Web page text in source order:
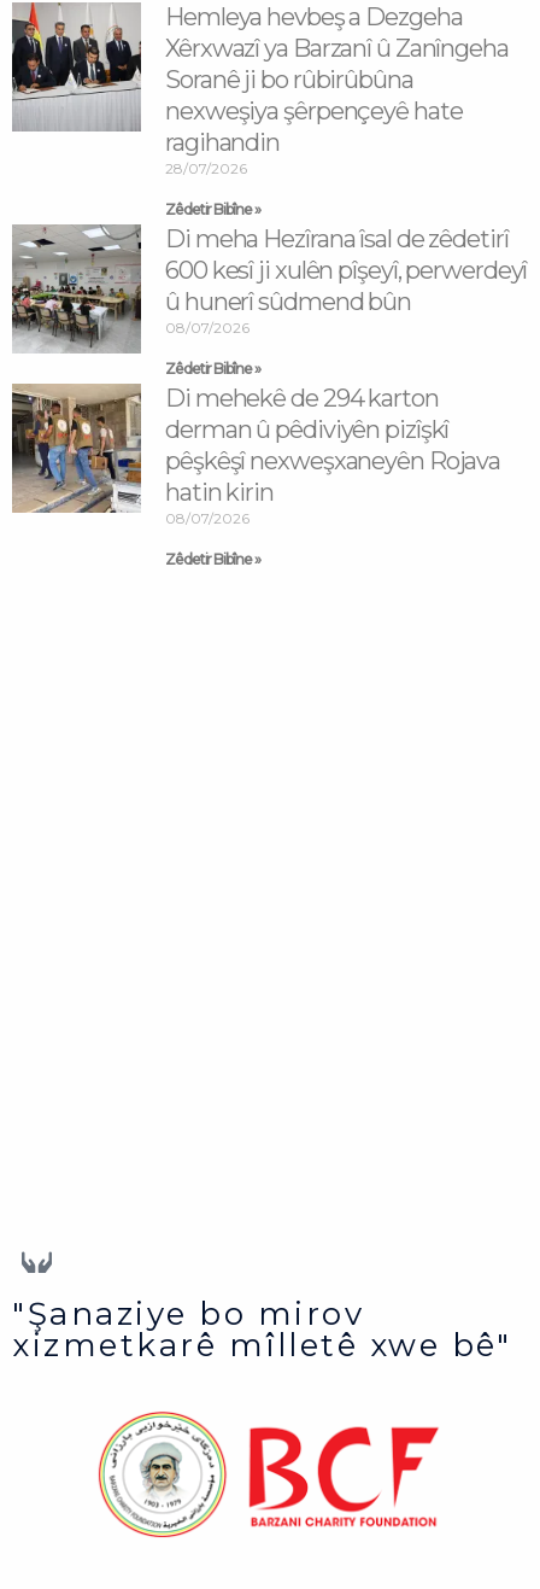
Hemleya hevbeş a Dezgeha
Xêrxwazî ya Barzanî û Zanîngeha
Soranê ji bo rûbirûbûna
nexweşiya şêrpençeyê hate
ragihandin
28/07/2026
Zêdetir Bibîne »
Di meha Hezîrana îsal de zêdetirî
600 kesî ji xulên pîşeyî, perwerdeyî
û hunerî sûdmend bûn
08/07/2026
Zêdetir Bibîne »
Di mehekê de 294 karton
derman û pêdiviyên pizîşkî
pêşkêşî nexweşxaneyên Rojava
hatin kirin
08/07/2026
Zêdetir Bibîne »
"Şanaziye bo mirov
xizmetkarê mîlletê xwe bê"